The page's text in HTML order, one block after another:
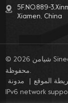
5F,NO.889-
Xiamen, China
© 2026 شيامن Sineo شركة التكنولوجيا الصحية ، المحدودة كل الحقوق
محفوظة.
مدونة
الموقع
IPv6 network